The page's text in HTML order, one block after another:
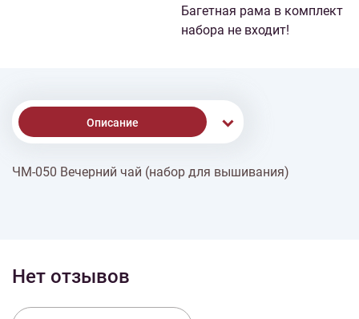
Багетная рама в комплект
набора не входит!
Описание
Доставка
ЧМ-050 Вечерний чай (набор для вышивания)
Нет отзывов